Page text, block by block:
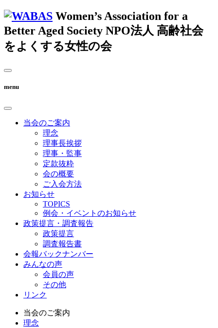
Women’s Association for a
Better Aged Society NPO法人 高齢社会
をよくする女性の会
menu
当会のご案内
理念
理事長挨拶
理事・監事
定款抜粋
会の概要
ご入会方法
お知らせ
TOPICS
例会・イベントのお知らせ
政策提言・調査報告
政策提言
調査報告書
会報バックナンバー
みんなの声
会員の声
その他
リンク
当会のご案内
理念